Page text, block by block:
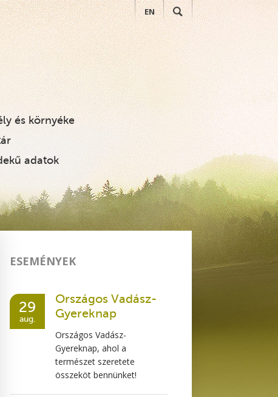
EN KERESÉS
Zsigmond Vadászati
és környéke
adatok
ESEMÉNYEK
29
aug.
Országos Vadász-
Gyereknap
Országos Vadász-
Gyereknap, ahol a
természet szeretete
összeköt bennünket!